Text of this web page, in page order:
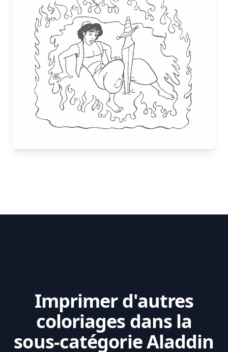
Imprimer d'autres
coloriages dans la
sous-catégorie Aladdin